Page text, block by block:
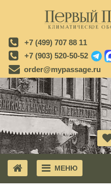
+7 (499) 707 88 11
+7 (903) 520-50-52
order@mypassage.ru
МЕНЮ